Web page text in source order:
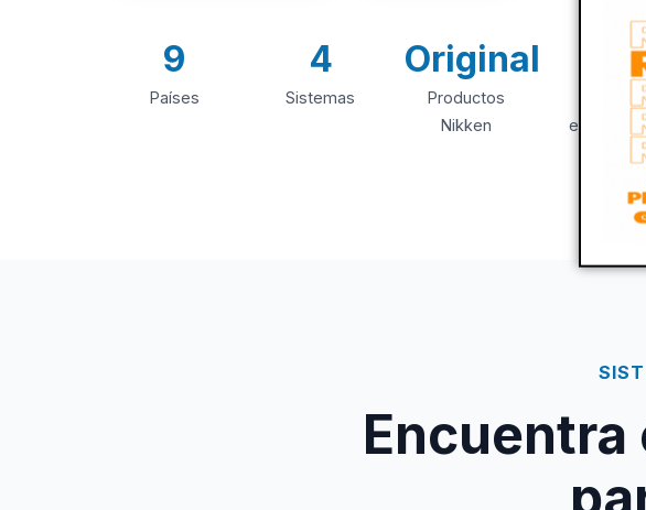
9
Países
4
Sistemas
Original
Productos
Nikken
+20
Años de